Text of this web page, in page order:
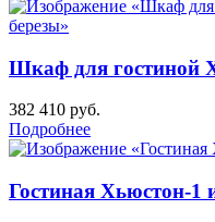
Шкаф для гостиной
382 410 руб.
Подробнее
Гостиная Хьюстон-1